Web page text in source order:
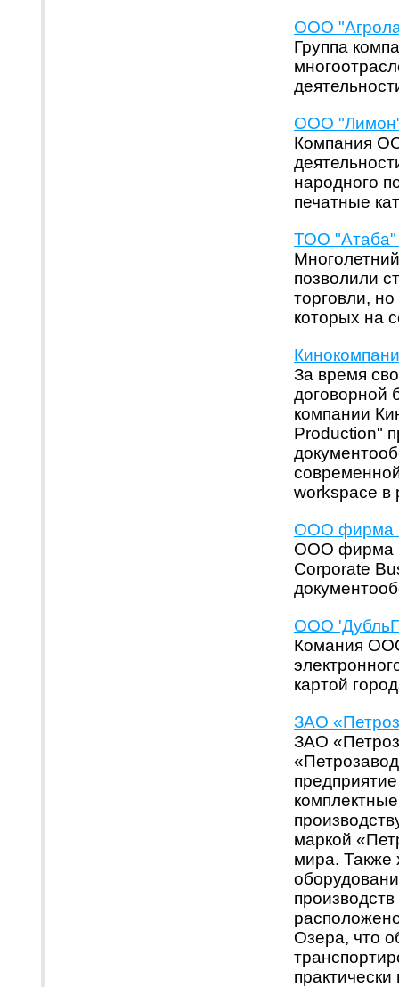
ООО
Группа
ООО "Лимон"
Компания
народного
печатные
ТОО "Атаба"
позволили
торговли,
которых на
За время
договорной
компании
Production"
workspace в
ООО фирма
ООО фирма
Corporate
ООО
Комания
картой
ЗАО
ЗАО
маркой
мира. Также
Озера, что